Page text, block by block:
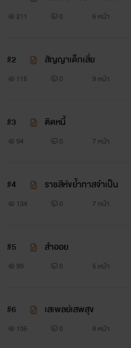
211 0 6 หน้า
#2 สัญญาเด็กเสี่ย
115 0 9 หน้า
#3 ติดหนี้
94 0 7 หน้า
#4 ราชสีห์ขย้ำทาสจำเป็น
134 0 7 หน้า
#5 สำออย
99 0 5 หน้า
#6 เสเพลย์เสพสุข
135 0 8 หน้า